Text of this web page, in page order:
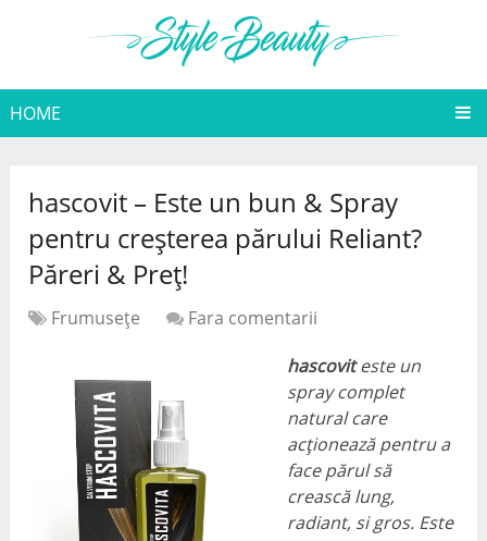
HOME
hascovit – Este un bun & Spray
pentru creșterea părului Reliant?
Păreri & Preț!
Frumuseţe
Fara comentarii
hascoviteste un
spray complet
natural care
acționează pentru a
face părul să
crească lung,
radiant, si gros. Este